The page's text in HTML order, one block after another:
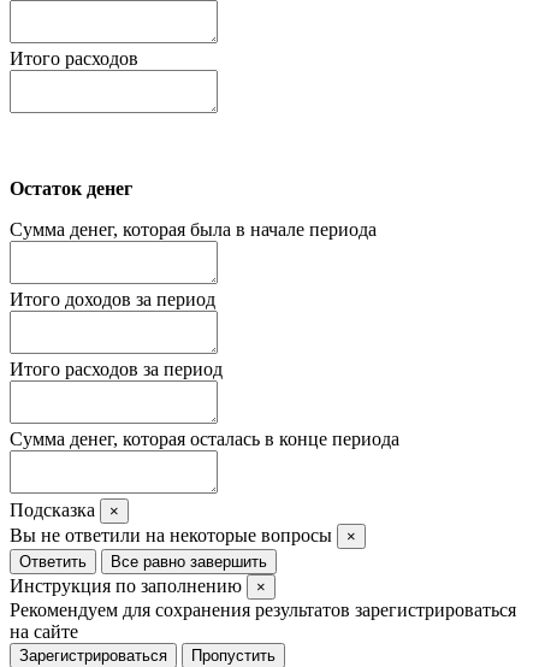
Итого расходов
Остаток денег
Сумма денег, которая была в начале периода
Итого доходов за период
Итого расходов за период
Сумма денег, которая осталась в конце периода
Подсказка ×
Вы не ответили на некоторые вопросы
×
Ответить
Все равно завершить
Инструкция по заполнению ×
Рекомендуем для сохранения результатов зарегистрироваться
на сайте
Зарегистрироваться Пропустить